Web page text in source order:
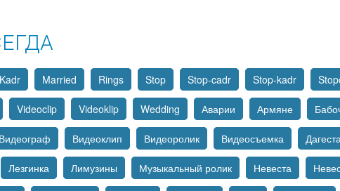
Kadr Married Rings Stop Stop-cadr Stop-kadr
Videoclip Videoklip Wedding Аварии Армяне
Видеограф Видеоклип Видеоролик Видеосъемка
Лезгинка Лимузины Музыкальный ролик Невеста